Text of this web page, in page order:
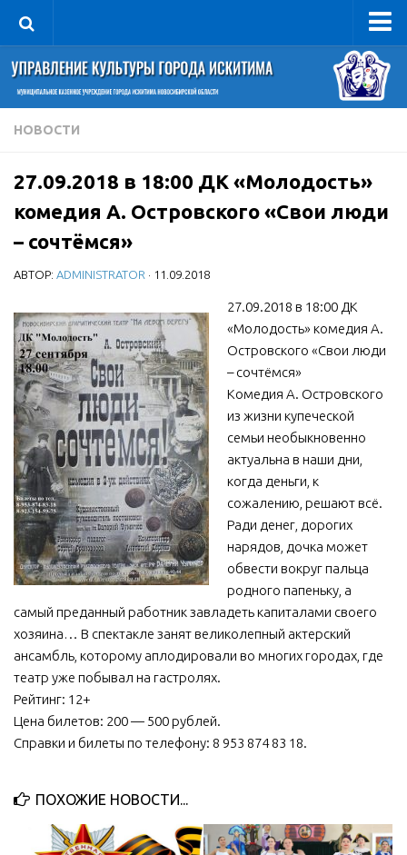
Управление
Руководитель
Сведения об организации
Книга почета культуры
Фотогалерея
Документы
Учредительные документы
Противодействие коррупции
Отчеты о деятельности
Учреждения культуры
МБУ Дом культуры «Молодость»
МБУ Дом культуры «Октябрь»
МБОУ ДО «Детская школа искусств»
МБОУ ДО «Детская музыкальная школа»
МБУК «Искитимский городской историко-художественный
музей»
МБУ Парк культуры и отдыха им. И.В. Коротеева
МБУК «Централизованная библиотечная система»
ДК «Россия»
Афиша
Независимая оценка качества
НОВОСТИ
27.09.2018 в 18:00 ДК «Молодость»
комедия А. Островского «Свои люди
– сочтёмся»
АВТОР: ADMINISTRATOR · 11.09.2018
27.09.2018 в 18:00 ДК
«Молодость» комедия А.
Островского «Свои люди
– сочтёмся»
Комедия А. Островского
из жизни купеческой
семьи необыкновенно
актуальна в наши дни,
когда деньги, к
сожалению, решают всё.
Ради денег, дорогих
нарядов, дочка может
обвести вокруг пальца
родного папеньку, а
самый преданный работник завладеть капиталами своего
хозяина… В спектакле занят великолепный актерский
ансамбль, которому аплодировали во многих городах, где
театр уже побывал на гастролях.
Рейтинг: 12+
Цена билетов: 200 — 500 рублей.
Справки и билеты по телефону: 8 953 874 83 18.
ПОХОЖИЕ НОВОСТИ...